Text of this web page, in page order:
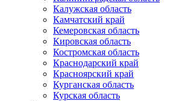
Калужская область
Камчатский край
Кемеровская область
Кировская область
Костромская область
Краснодарский край
Красноярский край
Курганская область
Курская область